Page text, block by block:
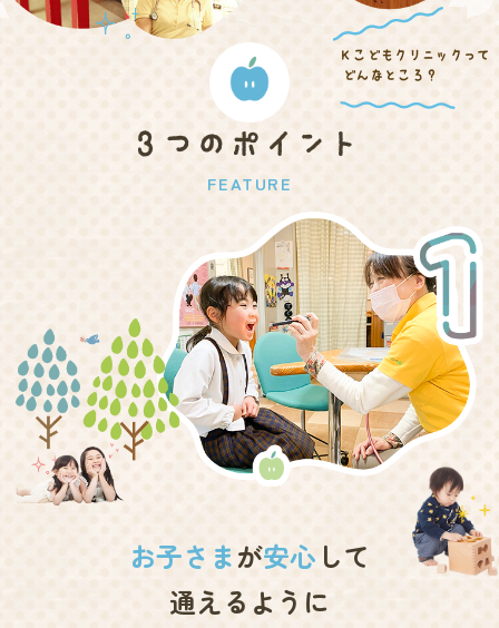
3つのポイント
FEATURE
Kこどもクリニックって
どんなところ？
お子さまが安心 して
通えるように